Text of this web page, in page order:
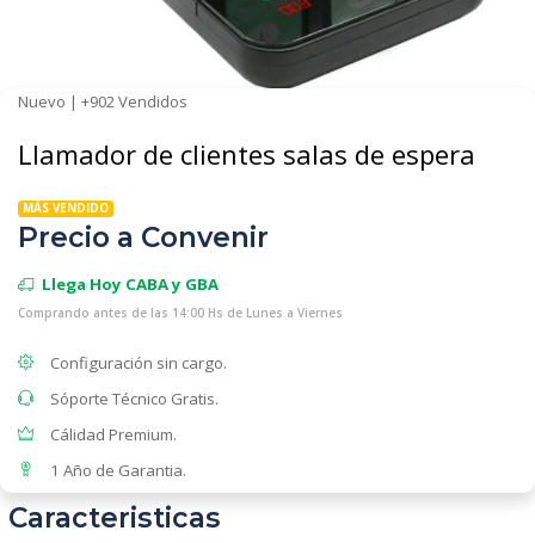
Nuevo | +902 Vendidos
Llamador de clientes salas de espera
MÁS VENDIDO
Precio a Convenir
Llega Hoy CABA y GBA
Comprando antes de las 14:00 Hs de Lunes a Viernes
Configuración sin cargo.
Sóporte Técnico Gratis.
Cálidad Premium.
1 Año de Garantia.
Caracteristicas